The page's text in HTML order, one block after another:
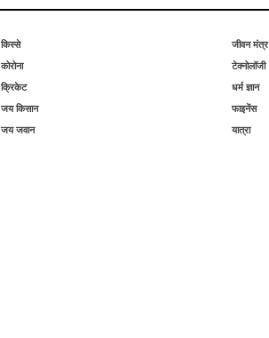
किस्से
कोरोना
क्रिकेट
जय किसान
जय जवान
जीवन मंत्र
टेक्नोलॉजी
धर्म ज्ञान
फाइनेंस
यात्रा